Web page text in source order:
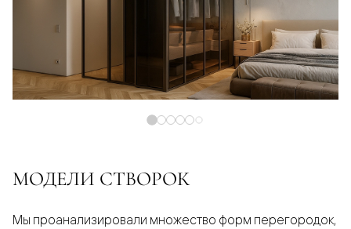
МОДЕЛИ СТВОРОК
Мы проанализировали множество форм перегородок,